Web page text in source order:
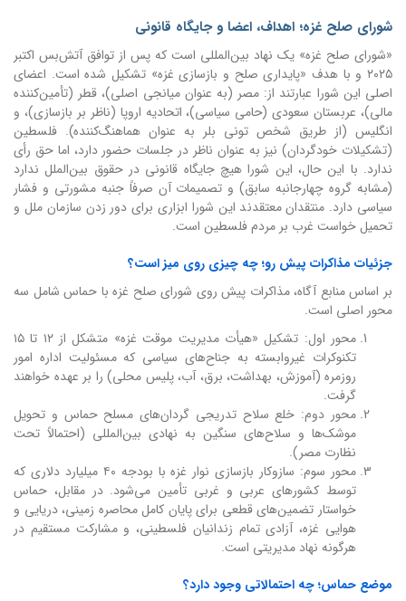
شورای صلح غزه؛ اهداف، اعضا و جایگاه قانونی
«شورای صلح غزه» یک نهاد بین‌المللی است که پس از توافق آتش‌بس اکتبر
۲۰۲۵ و با هدف «پایداری صلح و بازسازی غزه» تشکیل شده است. اعضای
اصلی این شورا عبارتند از: مصر (به عنوان میانجی اصلی)، قطر (تأمین‌کننده
مالی)، عربستان سعودی (حامی سیاسی)، اتحادیه اروپا (ناظر بر بازسازی)، و
انگلیس (از طریق شخص تونی بلر به عنوان هماهنگ‌کننده). فلسطین
(تشکیلات خودگردان) نیز به عنوان ناظر در جلسات حضور دارد، اما حق رأی
ندارد. با این حال، این شورا هیچ جایگاه قانونی در حقوق بین‌الملل ندارد
(مشابه گروه چهارجانبه سابق) و تصمیمات آن صرفاً جنبه مشورتی و فشار
سیاسی دارد. منتقدان معتقدند این شورا ابزاری برای دور زدن سازمان ملل و
تحمیل خواست غرب بر مردم فلسطین است.
جزئیات مذاکرات پیش رو؛ چه چیزی روی میز است؟
بر اساس منابع آگاه، مذاکرات پیش روی شورای صلح غزه با حماس شامل سه
محور اصلی است.
محور اول: تشکیل «هیأت مدیریت موقت غزه» متشکل از ۱۲ تا ۱۵
تکنوکرات غیروابسته به جناح‌های سیاسی که مسئولیت اداره امور
روزمره (آموزش، بهداشت، برق، آب، پلیس محلی) را بر عهده خواهند
گرفت.
محور دوم: خلع سلاح تدریجی گردان‌های مسلح حماس و تحویل
موشک‌ها و سلاح‌های سنگین به نهادی بین‌المللی (احتمالاً تحت
نظارت مصر).
محور سوم: سازوکار بازسازی نوار غزه با بودجه ۴۰ میلیارد دلاری که
توسط کشورهای عربی و غربی تأمین می‌شود. در مقابل، حماس
خواستار تضمین‌های قطعی برای پایان کامل محاصره زمینی، دریایی و
هوایی غزه، آزادی تمام زندانیان فلسطینی، و مشارکت مستقیم در
هرگونه نهاد مدیریتی است.
موضع حماس؛ چه احتمالاتی وجود دارد؟